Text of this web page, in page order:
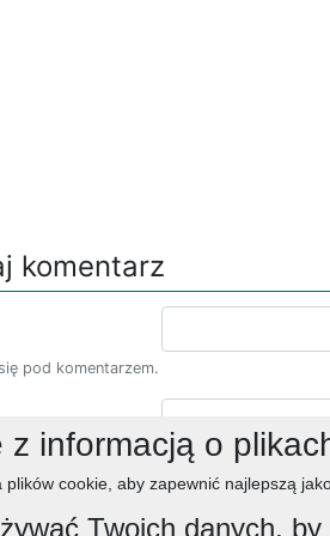
komentarz
pod komentarzem.
z informacją o
plików cookie, aby zapewnić najlepszą
Twoich danych,